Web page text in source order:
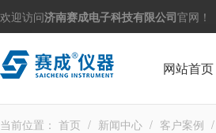
欢迎访问济南赛成电子科技有限公司官网！
网站首页
当前位置： 首页 / 新闻中心 / 客户案例 /